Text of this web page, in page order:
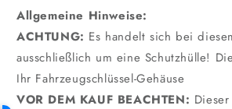
Allgemeine Hinweise:
ACHTUNG: Es handelt sich bei
ausschließlich um eine Schutzhülle!
Ihr Fahrzeugschlüssel-Gehäuse
VOR DEM KAUF BEACHTEN: